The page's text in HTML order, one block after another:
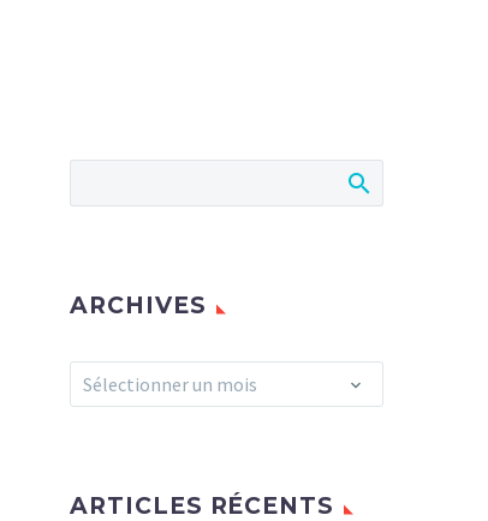
ARCHIVES
Archives
Sélectionner un mois
ARTICLES RÉCENTS